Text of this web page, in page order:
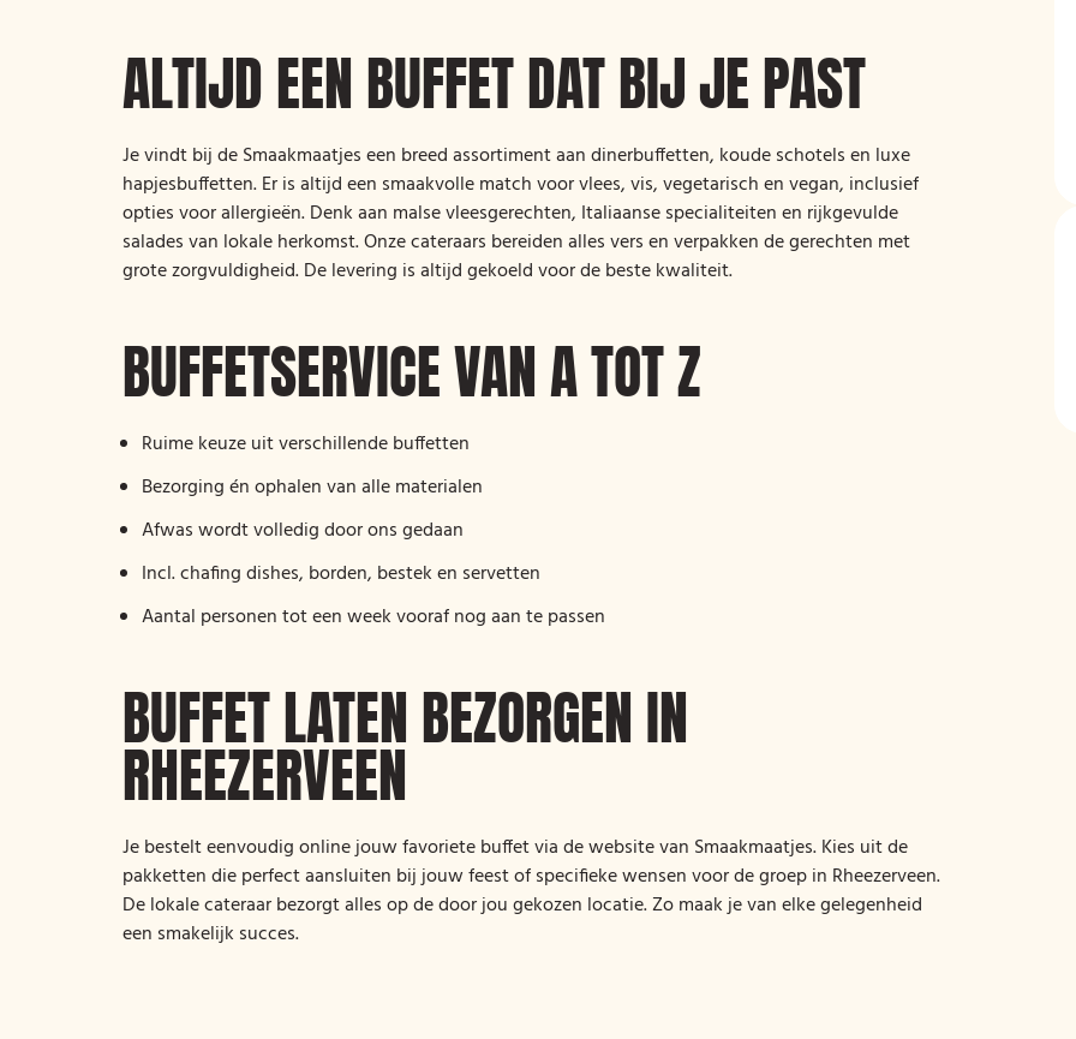
ALTIJD EEN BUFFET DAT BIJ JE PAST
Je vindt bij de Smaakmaatjes een breed assortiment aan dinerbuffetten, koude schotels en luxe
hapjesbuffetten. Er is altijd een smaakvolle match voor vlees, vis, vegetarisch en vegan, inclusief
opties voor allergieën. Denk aan malse vleesgerechten, Italiaanse specialiteiten en rijkgevulde
salades van lokale herkomst. Onze cateraars bereiden alles vers en verpakken de gerechten met
grote zorgvuldigheid. De levering is altijd gekoeld voor de beste kwaliteit.
BUFFETSERVICE VAN A TOT Z
Ruime keuze uit verschillende buffetten
Bezorging én ophalen van alle materialen
Afwas wordt volledig door ons gedaan
Incl. chafing dishes, borden, bestek en servetten
Aantal personen tot een week vooraf nog aan te passen
BUFFET LATEN BEZORGEN IN
RHEEZERVEEN
Je bestelt eenvoudig online jouw favoriete buffet via de website van Smaakmaatjes. Kies uit de
pakketten die perfect aansluiten bij jouw feest of specifieke wensen voor de groep in Rheezerveen.
De lokale cateraar bezorgt alles op de door jou gekozen locatie. Zo maak je van elke gelegenheid
een smakelijk succes.